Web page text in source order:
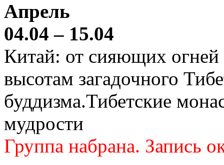
Апрель
04.04 – 15.04
Китай: от сияющих
высотам загадочного
буддизма.Тибетские
мудрости
Группа набрана. Запись